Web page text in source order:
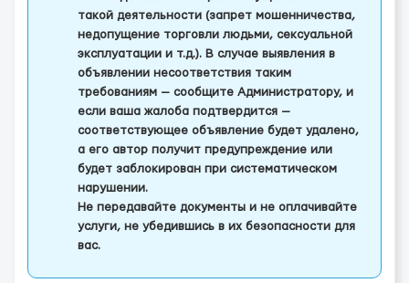
такой деятельности (запрет мошенничества,
недопущение торговли людьми, сексуальной
эксплуатации и т.д.). В случае выявления в
объявлении несоответствия таким
требованиям — сообщите Администратору, и
если ваша жалоба подтвердится —
соответствующее объявление будет удалено,
а его автор получит предупреждение или
будет заблокирован при систематическом
нарушении.
Не передавайте документы и не оплачивайте
услуги, не убедившись в их безопасности для
вас.